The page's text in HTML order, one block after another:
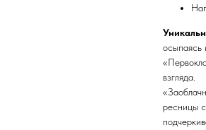
осыпаясь
взгляда.
ресницы